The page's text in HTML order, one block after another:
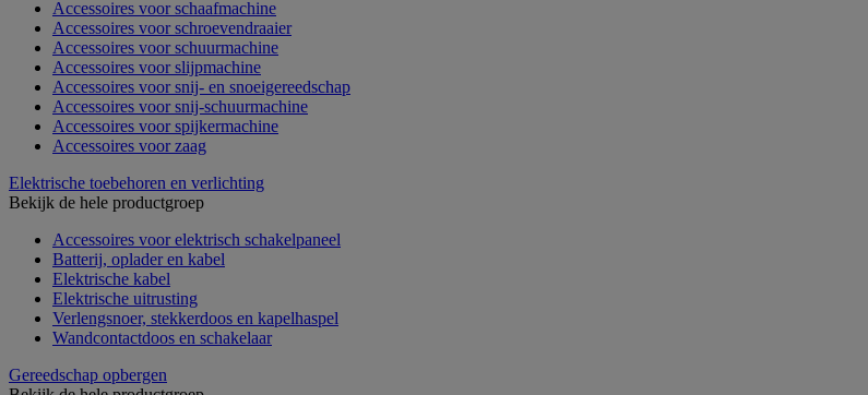
Accessoires voor schaafmachine
Accessoires voor schroevendraaier
Accessoires voor schuurmachine
Accessoires voor slijpmachine
Accessoires voor snij- en snoeigereedschap
Accessoires voor snij-schuurmachine
Accessoires voor spijkermachine
Accessoires voor zaag
Elektrische toebehoren en verlichting
Bekijk de hele productgroep
Accessoires voor elektrisch schakelpaneel
Batterij, oplader en kabel
Elektrische kabel
Elektrische uitrusting
Verlengsnoer, stekkerdoos en kapelhaspel
Wandcontactdoos en schakelaar
Gereedschap opbergen